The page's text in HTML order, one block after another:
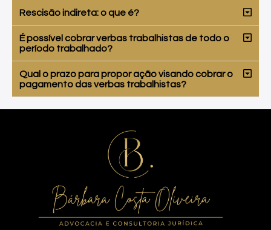
Rescisão indireta: o que é?
É possível cobrar verbas trabalhistas de todo o
período trabalhado?
Qual o prazo para propor ação visando cobrar o
pagamento das verbas trabalhistas?